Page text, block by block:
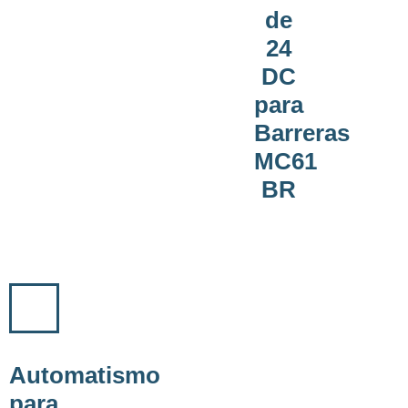
de
24
DC
para
Barreras
MC61
BR
Automatismo